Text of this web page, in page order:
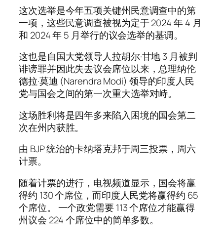
这次选举是今年五项关键州民意调查中的第
一项，这些民意调查被视为定于 2024 年 4 月
和 2024 年 5 月举行的议会选举的基调。
这也是自国大党领导人拉胡尔·甘地 3 月被判
诽谤罪并因此失去议会席位以来，总理纳伦
德拉·莫迪 (Narendra Modi) 领导的印度人民
党与国会之间的第一次重大选举对峙。
这场胜利将是四年多来陷入困境的国会第二
次在州内获胜。
由 BJP 统治的卡纳塔克邦于周三投票，周六
计票。
随着计票的进行，电视频道显示，国会将赢
得约 130 个席位，而印度人民党将赢得约 65
个席位。 一个政党需要 113 个席位才能赢得
州议会 224 个席位中的简单多数。